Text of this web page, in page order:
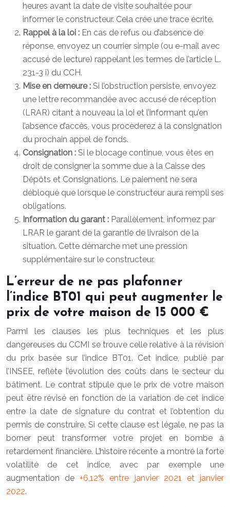
heures avant la date de visite souhaitée pour
informer le constructeur. Cela crée une trace écrite.
Rappel à la loi : En cas de refus ou d’absence de
réponse, envoyez un courrier simple (ou e-mail avec
accusé de lecture) rappelant les termes de l’article L.
231-3 i) du CCH.
Mise en demeure : Si l’obstruction persiste, envoyez
une lettre recommandée avec accusé de réception
(LRAR) citant à nouveau la loi et l’informant qu’en
l’absence d’accès, vous procèderez à la consignation
du prochain appel de fonds.
Consignation : Si le blocage continue, vous êtes en
droit de consigner la somme due à la Caisse des
Dépôts et Consignations. Le paiement ne sera
débloqué que lorsque le constructeur aura rempli ses
obligations.
Information du garant : Parallèlement, informez par
LRAR le garant de la garantie de livraison de la
situation. Cette démarche met une pression
supplémentaire sur le constructeur.
L’erreur de ne pas plafonner
l’indice BT01 qui peut augmenter le
prix de votre maison de 15 000 €
Parmi les clauses les plus techniques et les plus
dangereuses du CCMI se trouve celle relative à la révision
du prix basée sur l’indice BT01. Cet indice, publié par
l’INSEE, reflète l’évolution des coûts dans le secteur du
bâtiment. Le contrat stipule que le prix de votre maison
peut être révisé en fonction de la variation de cet indice
entre la date de signature du contrat et l’obtention du
permis de construire. Si cette clause est légale, ne pas la
borner peut transformer votre projet en bombe à
retardement financière. L’histoire récente a montré la forte
volatilité de cet indice, avec par exemple une
augmentation de+6,12% entre janvier 2021 et janvier
2022.